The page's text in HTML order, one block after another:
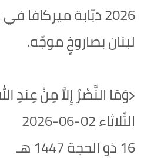
2026‏ دبّابة
لبنان بصاروخٍ موجّه.
﴿وَمَا النَّصْرُ إِلاَّ مِنْ عِندِ
الثّلاثاء 02-06-2026‏
16 ذو الحجة 1447 هـ